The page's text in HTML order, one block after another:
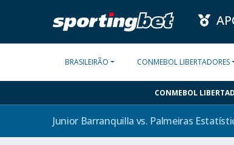
BRASILEIRÃO CONMEBOL LIBERTADORES
CONMEBOL
Junior Barranquilla vs. Palmeiras